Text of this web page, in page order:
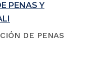
PENAS Y
DE PENAS